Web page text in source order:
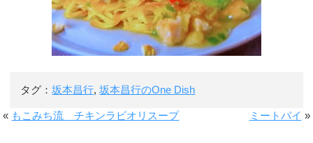
タグ：坂本昌行,坂本昌行のOne Dish
« もこみち流 チキンラビオリスープ ミートパイ »